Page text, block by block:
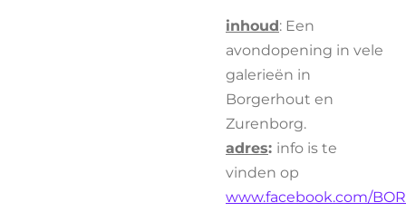
inhoud: Een
avondopening in vele
galerieën in
Borgerhout en
Zurenborg.
adres: info is te
vinden op
www.facebook.com/